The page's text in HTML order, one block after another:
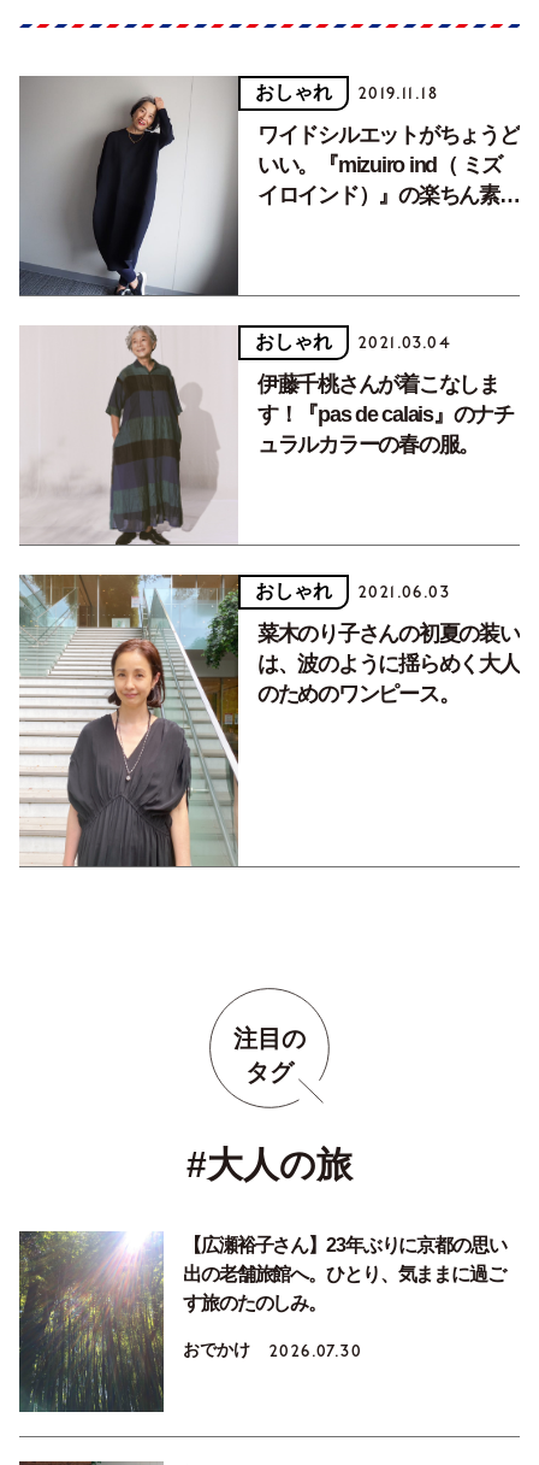
おしゃれ 2019.11.18
ワイドシルエットがちょうど
いい。『mizuiro ind（ ミズ
イロインド）』の楽ちん素敵
おしゃれ 2021.03.04
伊藤千桃さんが着こなしま
す！『pas de calais』のナチ
ュラルカラーの春の服。
おしゃれ 2021.06.03
菜木のり子さんの初夏の装い
は、波のように揺らめく大人
のためのワンピース。
注目の
タグ
#大人の旅
【広瀬裕子さん】23年ぶりに京都の思い
出の老舗旅館へ。ひとり、気ままに過ご
す旅のたのしみ。
おでかけ 2026.07.30